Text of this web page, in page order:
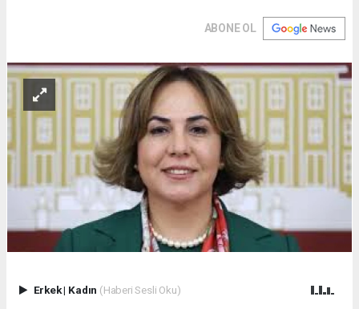
ABONE OL
Erkek| Kadın (Haberi Sesli Oku)